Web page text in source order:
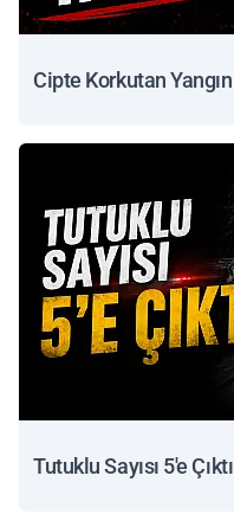
Cipte Korkutan Yangın
Tutuklu Sayısı 5'e Çıktı